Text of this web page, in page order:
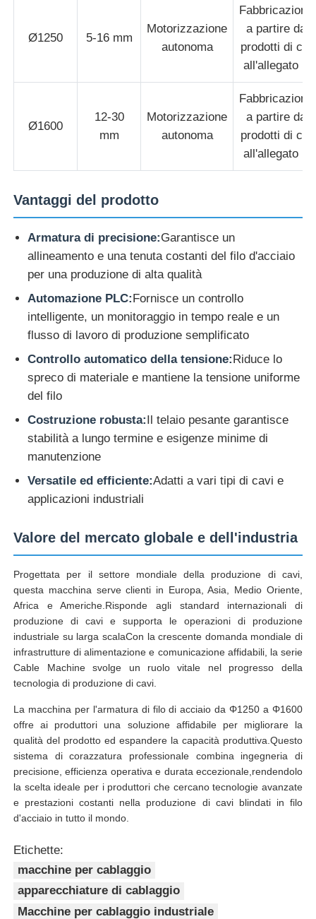
linea dell'estrusione del cavo
macchina di arenamento del cavo
Macchine per la riparazione di fili a doppia torsione
Macchina corazzata
Macchina avvolgitrice
Singola macchina di torsione
macchine per cablaggio
cavo che pone macchina
macchina di riavvolgimento
trazione fuori dalla macchina
Macchina per l'imballaggio dei cavi
macchine per la bobinazione dei cavi
macchina per estrusione a spelatura
Ø1250 5-16 mm
Motorizzazione
autonoma
Fabbricazione
a partire da
prodotti di cui
all'allegato II
Ø1600
12-30
mm
Motorizzazione
autonoma
Fabbricazione
a partire da
prodotti di cui
all'allegato II
Vantaggi del prodotto
Armatura di precisione:Garantisce un
allineamento e una tenuta costanti del filo d'acciaio
per una produzione di alta qualità
Automazione PLC:Fornisce un controllo
intelligente, un monitoraggio in tempo reale e un
flusso di lavoro di produzione semplificato
Controllo automatico della tensione:Riduce lo
spreco di materiale e mantiene la tensione uniforme
del filo
Costruzione robusta:Il telaio pesante garantisce
stabilità a lungo termine e esigenze minime di
manutenzione
Versatile ed efficiente:Adatti a vari tipi di cavi e
applicazioni industriali
Valore del mercato globale e dell'industria
Progettata per il settore mondiale della produzione di cavi,
questa macchina serve clienti in Europa, Asia, Medio Oriente,
Africa e Americhe.Risponde agli standard internazionali di
produzione di cavi e supporta le operazioni di produzione
industriale su larga scalaCon la crescente domanda mondiale di
infrastrutture di alimentazione e comunicazione affidabili, la serie
Cable Machine svolge un ruolo vitale nel progresso della
tecnologia di produzione di cavi.
La macchina per l'armatura di filo di acciaio da Φ1250 a Φ1600
offre ai produttori una soluzione affidabile per migliorare la
qualità del prodotto ed espandere la capacità produttiva.Questo
sistema di corazzatura professionale combina ingegneria di
precisione, efficienza operativa e durata eccezionale,rendendolo
la scelta ideale per i produttori che cercano tecnologie avanzate
e prestazioni costanti nella produzione di cavi blindati in filo
d'acciaio in tutto il mondo.
Etichette:
macchine per cablaggio
apparecchiature di cablaggio
Macchine per cablaggio industriale